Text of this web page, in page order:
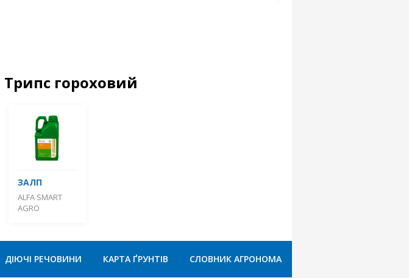
Трипс гороховий
ЗАЛП
ALFA SMART
AGRO
ДІЮЧІ РЕЧОВИНИ КАРТА ҐРУНТІВ СЛОВНИК АГРОНОМА